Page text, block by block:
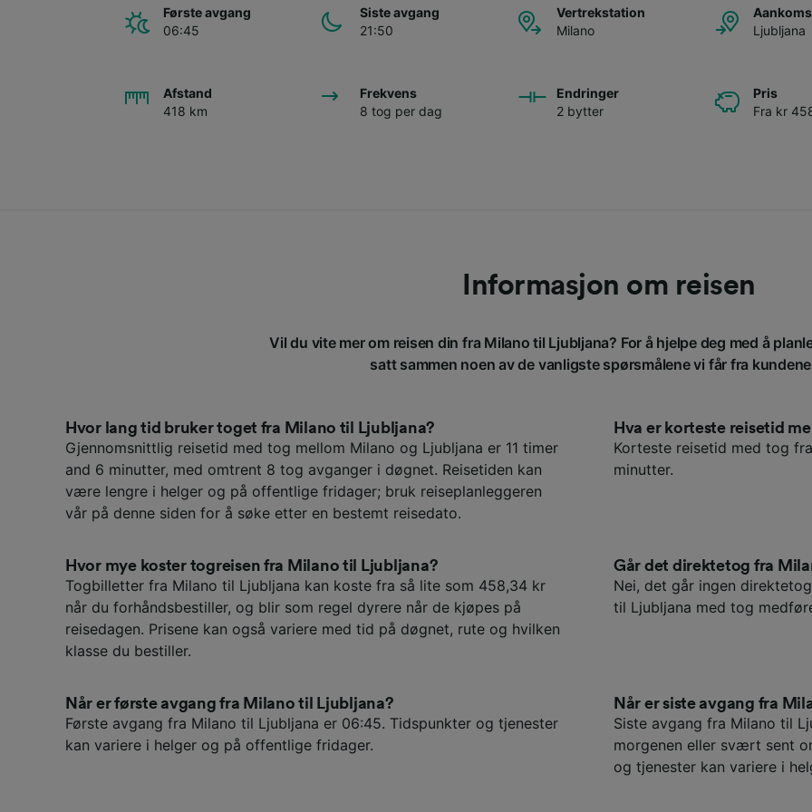
Første avgang
06:45
Siste avgang
21:50
Vertrekstation
Milano
Ljubljana
Afstand
418 km
Frekvens
8 tog per dag
Endringer
2 bytter
Pris
Fra kr
Informasjon om reisen
Vil du vite mer om reisen din fra Milano til Ljubljana? For å hjelpe deg med å
satt sammen noen av de vanligste spørsmålene vi får fra
Hvor lang tid bruker toget fra Milano til Ljubljana?
Gjennomsnittlig reisetid med tog mellom Milano og Ljubljana er 11 timer
and 6 minutter, med omtrent 8 tog avganger i døgnet. Reisetiden kan
være lengre i helger og på offentlige fridager; bruk reiseplanleggeren
vår på denne siden for å søke etter en bestemt reisedato.
Hva er korteste reisetid
Korteste reisetid med tog
minutter.
Hvor mye koster togreisen fra Milano til Ljubljana?
Togbilletter fra Milano til Ljubljana kan koste fra så lite som 458,34 kr
når du forhåndsbestiller, og blir som regel dyrere når de kjøpes på
reisedagen. Prisene kan også variere med tid på døgnet, rute og hvilken
klasse du bestiller.
Går det direktetog fra
Nei, det går ingen
til Ljubljana med tog
Når er første avgang fra Milano til Ljubljana?
Første avgang fra Milano til Ljubljana er 06:45. Tidspunkter og tjenester
kan variere i helger og på offentlige fridager.
Når er siste avgang fra
Siste avgang fra Milano til
morgenen eller svært sent
og tjenester kan variere i